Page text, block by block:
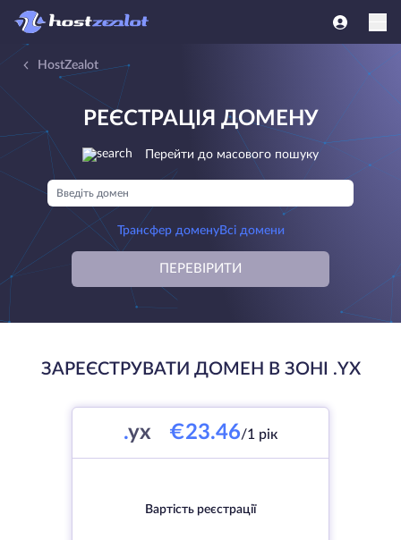
HostZealot
РЕЄСТРАЦІЯ ДОМЕНУ
Перейти до масового пошуку
Трансфер доменуВсі домени
ПЕРЕВІРИТИ
ЗАРЕЄСТРУВАТИ ДОМЕН В ЗОНІ .YX
.yx €23.46/1 рік
Вартість реєстрації